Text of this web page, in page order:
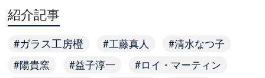
紹介記事
ガラス工房橙 工藤真人
清水なつ子
陽貴窯
益子淳一 ロイ・マーティン